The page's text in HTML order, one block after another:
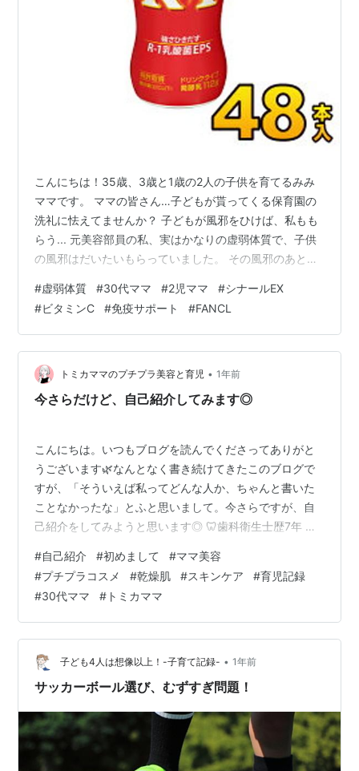
こんにちは！35歳、3歳と1歳の2人の子供を育てるみみ
ママです。 ママの皆さん…子どもが貰ってくる保育園の
洗礼に怯えてませんか？ 子どもが風邪をひけば、私もも
らう... 元美容部員の私、実はかなりの虚弱体質で、子供
の風邪はだいたいもらっていました。 その風邪のあとの
状態でした。 そんな「ボロボロな私」を救ってくれた、
今なくてはならない「神サプリ」2選をご紹介します！
🍋 むせるほど酸っぱい！でもそれがいい「シナールEX」
まず、美容と健康のために欠かさないのが**「シナール
EX」**。 これ、パッケージには「バナナ・マンゴー味」
って書いてあるん…
#虚弱体質 #30代ママ #2児ママ #シナールEX
#ビタミンC #免疫サポート #FANCL
トミカママのプチプラ美容と育児 • 1年前
今さらだけど、自己紹介してみます◎
こんにちは。いつもブログを読んでくださってありがと
うございます🌿なんとなく書き続けてきたこのブログで
すが、「そういえば私ってどんな人か、ちゃんと書いた
ことなかったな」とふと思いまして。今さらですが、自
己紹介をしてみようと思います◎ 🦷歯科衛生士歴7年 →
ほど歯科衛生士として勤務していました。その後、出
産・育児を経て、今は月に1回だけパートで働いていま
す。 医療の現場にいたからこそ感じる「清潔感」や「口
元の印象」って、意外と美容とつながってるなあと日々
感じます。なので、ブログでもちょっとずつ“歯科衛生士
目線”の美容の話も混ぜていけたらと思っ…
#自己紹介 #初めまして #ママ美容
#プチプラコスメ #乾燥肌 #スキンケア #育児記録
#30代ママ # トミカママ
子ども4人は想像以上！-子育て記録- • 1年前
サッカーボール選び、むずすぎ問題！